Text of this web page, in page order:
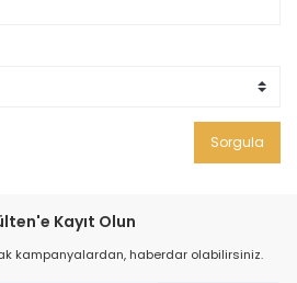
Sorgula
Kayıt Olun
kampanyalardan, haberdar olabilirsiniz.